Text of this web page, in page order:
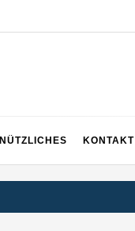
NÜTZLICHES KONTAKT